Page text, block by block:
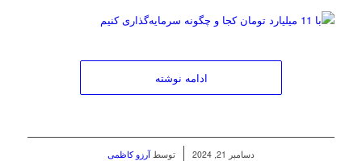
ادامه نوشته
دسامبر 21, 2024
/ توسطآرزو کاظمی